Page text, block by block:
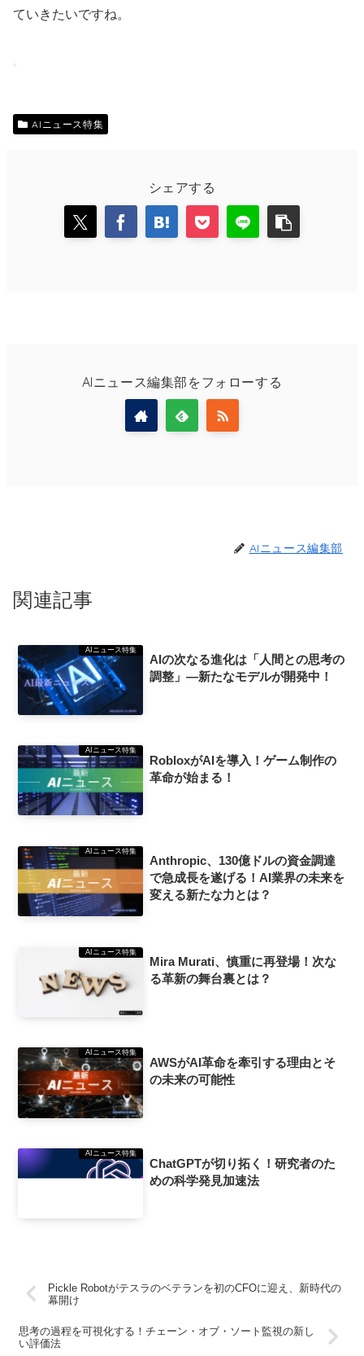
ていきたいですね。
AIニュース特集
シェアする
AIニュース編集部をフォローする
AIニュース編集部
関連記事
AIニュース特集
AIの次なる進化は「人間との思考の
調整」—新たなモデルが開発中！
AIニュース特集
RobloxがAIを導入！ゲーム制作の
革命が始まる！
AIニュース特集
Anthropic、130億ドルの資金調達
で急成長を遂げる！AI業界の未来を
変える新たな力とは？
AIニュース特集
Mira Murati、慎重に再登場！次な
る革新の舞台裏とは？
AIニュース特集
AWSがAI革命を牽引する理由とそ
の未来の可能性
AIニュース特集
ChatGPTが切り拓く！研究者のた
めの科学発見加速法
Pickle Robotがテスラのベテランを初のCFOに迎え、新時代の
幕開け
思考の過程を可視化する！チェーン・オブ・ソート監視の新し
い評価法